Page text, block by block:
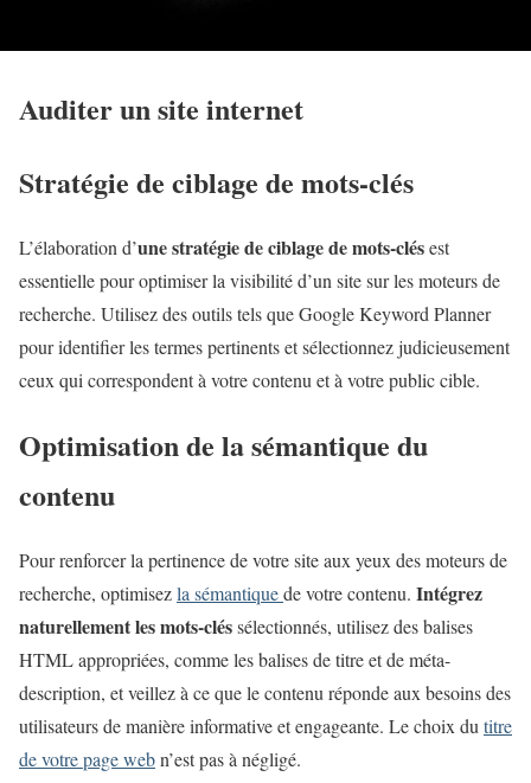
Auditer un site internet
Stratégie de ciblage de mots-clés
L’élaboration d’une stratégie de ciblage de mots-clésest
essentielle pour optimiser la visibilité d’un site sur les moteurs de
recherche. Utilisez des outils tels que Google Keyword Planner
pour identifier les termes pertinents et sélectionnez judicieusement
ceux qui correspondent à votre contenu et à votre public cible.
Optimisation de la sémantique du
contenu
Pour renforcer la pertinence de votre site aux yeux des moteurs de
recherche, optimisezla sémantiquede votre contenu. Intégrez
naturellement les mots-cléssélectionnés, utilisez des balises
HTML appropriées, comme les balises de titre et de méta-
description, et veillez à ce que le contenu réponde aux besoins des
utilisateurs de manière informative et engageante. Le choix du titre
de votre page webn’est pas à négligé.